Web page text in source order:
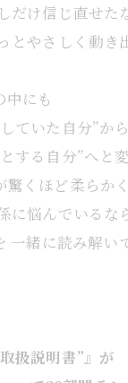
だけ信じ直せた
とやさしく動き
にも
ていた自分”から
する自分”へと
くほど柔らか
に悩んでいるな
一緒に読み解い
扱説明書”』が